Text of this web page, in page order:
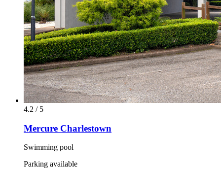
4.2 / 5
Mercure Charlestown
Swimming pool
Parking available